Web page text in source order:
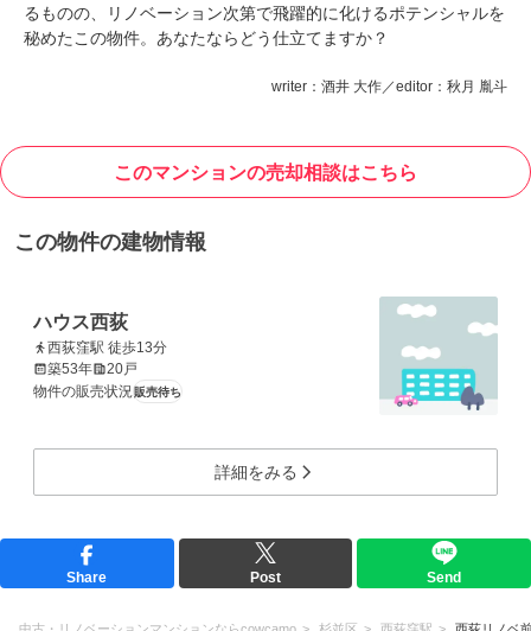
るものの、リノベーション次第で飛躍的に化けるポテンシャルを
秘めたこの物件。あなたならどう仕立てますか？
writer：酒井 大作／editor：秋月 胤斗
このマンションの売却相談はこちら
この物件の建物情報
ハウス西荻
西荻窪駅 徒歩13分
築53年
20戸
物件の販売状況販売待ち
詳細をみる
Share Post Send